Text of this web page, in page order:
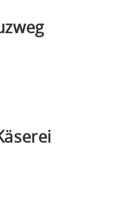
(PDF)
(PDF)